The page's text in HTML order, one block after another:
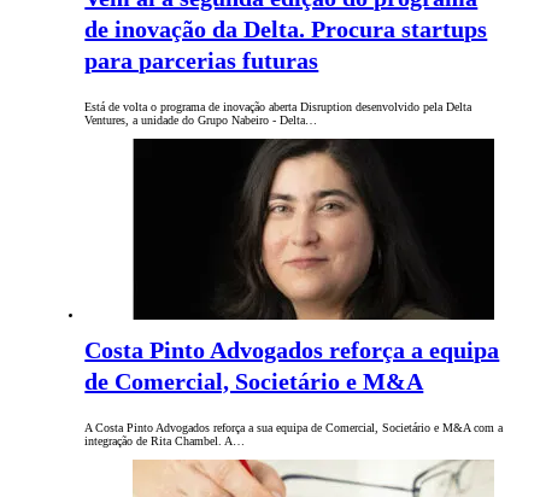
de inovação da Delta. Procura startups
para parcerias futuras
Está de volta o programa de inovação aberta Disruption desenvolvido pela Delta
Ventures, a unidade do Grupo Nabeiro - Delta…
Costa Pinto Advogados reforça a equipa
de Comercial, Societário e M&A
A Costa Pinto Advogados reforça a sua equipa de Comercial, Societário e M&A com a
integração de Rita Chambel. A…